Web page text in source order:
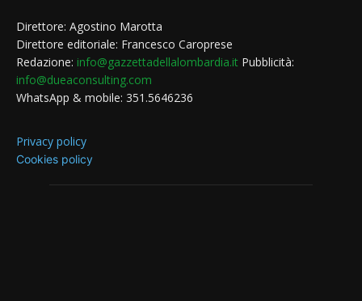
Direttore: Agostino Marotta
Direttore editoriale: Francesco Caroprese
Redazione: info@gazzettadellalombardia.it Pubblicità:
info@dueaconsulting.com
WhatsApp & mobile: 351.5646236
Privacy policy
Cookies policy